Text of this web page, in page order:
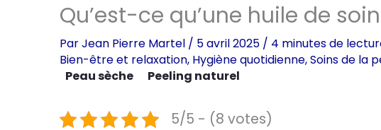
Qu’est-ce qu’une huile de
ParJean Pierre Martel / 5 avril 2025 / 4 minutes de
Bien-être et relaxation, Hygiène quotidienne,Soins de la
Peau sèche
Peeling naturel
5/5 - (8 votes)